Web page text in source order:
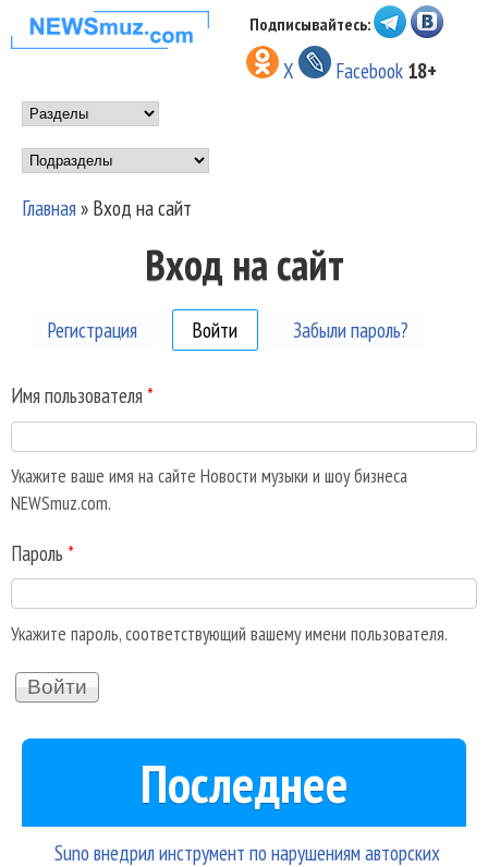
Перейти к основному
содержанию
НОВОСТИ
МУЗЫКИ И
ШОУ БИЗНЕСА
NEWSMUZ.COM
Подписывайтесь:
X Facebook 18+
Main menu
Подразделы
Вы здесь
Главная» Вход на сайт
Вход на сайт
Регистрация Войти (активная вкладка)
Забыли пароль?
Имя пользователя *
Укажите ваше имя на сайте Новости музыки и шоу бизнеса
NEWSmuz.com.
Пароль *
Укажите пароль, соответствующий вашему имени пользователя.
Последнее
Suno внедрил инструмент по нарушениям авторских